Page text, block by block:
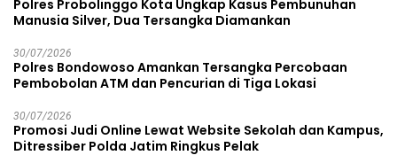
Polres Probolinggo Kota Ungkap Kasus Pembunuhan
Manusia Silver, Dua Tersangka Diamankan
30/07/2026
Polres Bondowoso Amankan Tersangka Percobaan
Pembobolan ATM dan Pencurian di Tiga Lokasi
30/07/2026
Promosi Judi Online Lewat Website Sekolah dan Kampus,
Ditressiber Polda Jatim Ringkus Pelak